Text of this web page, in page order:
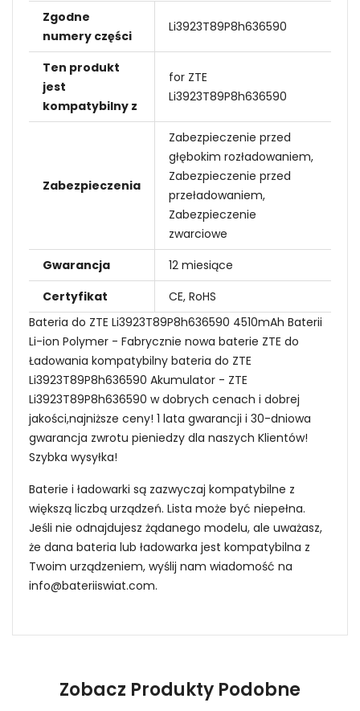
Zgodne
numery części
Li3923T89P8h636590
Ten produkt
jest
kompatybilny z
for ZTE
Li3923T89P8h636590
Zabezpieczenia
Zabezpieczenie przed
głębokim rozładowaniem,
Zabezpieczenie przed
przeładowaniem,
Zabezpieczenie
zwarciowe
Gwarancja
12 miesiące
Certyfikat
CE, RoHS
Bateria do ZTE Li3923T89P8h636590 4510mAh Baterii
Li-ion Polymer - Fabrycznie nowa baterie ZTE do
Ładowania kompatybilny bateria do ZTE
Li3923T89P8h636590 Akumulator - ZTE
Li3923T89P8h636590 w dobrych cenach i dobrej
jakości,najniższe ceny! 1 lata gwarancji i 30-dniowa
gwarancja zwrotu pieniedzy dla naszych Klientów!
Szybka wysyłka!
Baterie i ładowarki są zazwyczaj kompatybilne z
większą liczbą urządzeń. Lista może być niepełna.
Jeśli nie odnajdujesz żądanego modelu, ale uważasz,
że dana bateria lub ładowarka jest kompatybilna z
Twoim urządzeniem, wyślij nam wiadomość na
info@bateriiswiat.com.
Niezawodność i pewność
1.Model urządzenia
Zobacz Produkty Podobne